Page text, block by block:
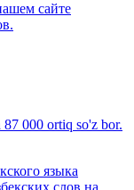
сайте
000 ortiq so'z bor.
языка
слов на